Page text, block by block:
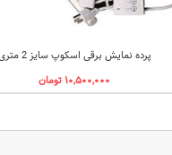
پرده نمایش برقی اسکوپ سایز 2 متری